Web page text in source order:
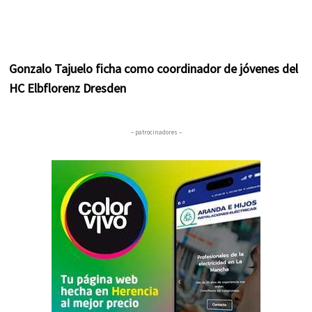
Gonzalo Tajuelo ficha como coordinador de jóvenes del
HC Elbflorenz Dresden
– patrocinadores –